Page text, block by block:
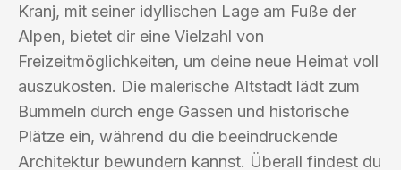
Kranj, mit seiner idyllischen Lage am Fuße der
Alpen, bietet dir eine Vielzahl von
Freizeitmöglichkeiten, um deine neue Heimat voll
auszukosten. Die malerische Altstadt lädt zum
Bummeln durch enge Gassen und historische
Plätze ein, während du die beeindruckende
Architektur bewundern kannst. Überall findest du